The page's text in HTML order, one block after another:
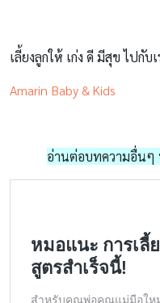
เลี้ยงลูกให้ เก่ง ดี มีสุข ไปกับ
Amarin Baby & Kids
อ่านต่อบทความอื่นๆ